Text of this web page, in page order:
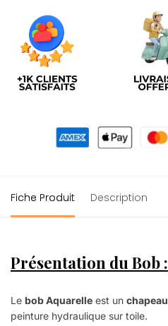
Fiche Produit Description
Présentation du Bob :
Le bob Aquarelle est un chapeau
peinture hydraulique sur toile.